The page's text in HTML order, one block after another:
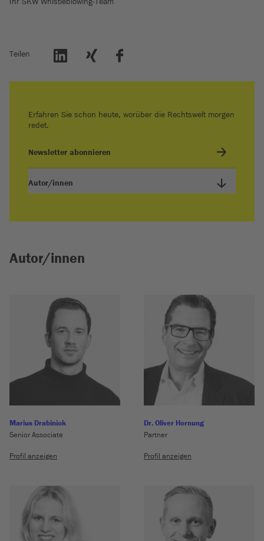
Teilen
Erfahren Sie schon heute, worüber die Rechtswelt morgen
redet.
Newsletter abonnieren
Autor/innen
Autor/innen
Marius Drabiniok
Senior Associate
Profil anzeigen
Dr. Oliver Hornung
Partner
Profil anzeigen